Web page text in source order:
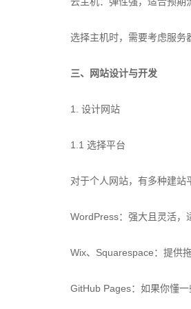
选择主机时，需要考虑服务
三、网站设计与开发
1. 设计网站
1.1 选择平台
对于个人网站，有多种建站
WordPress：强大且灵活，
Wix、Squarespace：提供
GitHub Pages：如果你懂一